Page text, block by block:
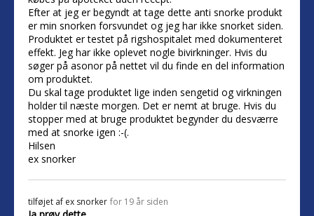
Efter at jeg er begyndt at tage dette anti snorke produkt
er min snorken forsvundet og jeg har ikke snorket siden.
Produktet er testet på rigshospitalet med dokumenteret
effekt. Jeg har ikke oplevet nogle bivirkninger. Hvis du
søger på asonor på nettet vil du finde en del information
om produktet.
Du skal tage produktet lige inden sengetid og virkningen
holder til næste morgen. Det er nemt at bruge. Hvis du
stopper med at bruge produktet begynder du desværre
med at snorke igen :-(.
Hilsen
ex snorker
tilføjet af ex snorker for 19 år siden